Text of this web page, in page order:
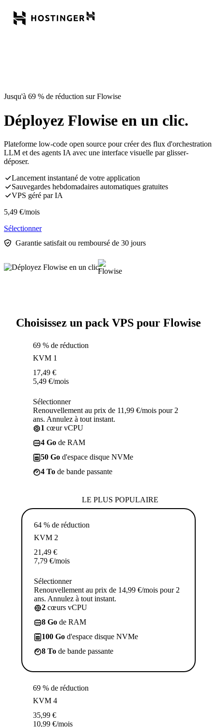
Jusqu'à 69 % de réduction sur Flowise
Déployez Flowise en un clic.
Plateforme low-code open source pour créer des flux d'orchestration
LLM et des agents IA avec une interface visuelle par glisser-
déposer.
Lancement instantané de votre application
Sauvegardes hebdomadaires automatiques gratuites
VPS géré par IA
5,49 €/mois
Sélectionner
Garantie satisfait ou remboursé de 30 jours
Choisissez un pack VPS pour Flowise
69 % de réduction
KVM 1
17,49 €
5,49 €/mois
Sélectionner
Renouvellement au prix de 11,99 €/mois pour 2
ans. Annulez à tout instant.
1 cœur vCPU
4 Go de RAM
50 Go d'espace disque NVMe
4 To de bande passante
LE PLUS POPULAIRE
64 % de réduction
KVM 2
21,49 €
7,79 €/mois
Sélectionner
Renouvellement au prix de 14,99 €/mois pour 2
ans. Annulez à tout instant.
2 cœurs vCPU
8 Go de RAM
100 Go d'espace disque NVMe
8 To de bande passante
69 % de réduction
KVM 4
35,99 €
10,99 €/mois